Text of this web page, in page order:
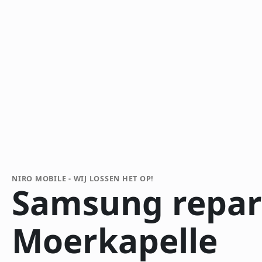
NIRO MOBILE - WIJ LOSSEN HET OP!
Samsung
Moerkapelle